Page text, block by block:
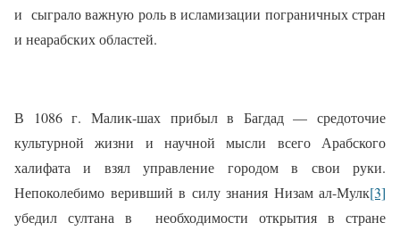
и сыграло важную роль в исламизации пограничных стран
и неарабских областей.
В 1086 г. Малик-шах прибыл в Багдад — средоточие
культурной жизни и научной мысли всего Арабского
халифата и взял управление городом в свои руки.
Непоколебимо веривший в силу знания Низам ал-Мулк[3]
убедил султана в
необходимости открытия в стране